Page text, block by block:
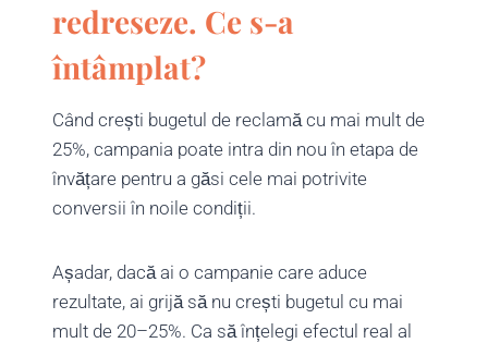
redreseze. Ce s-a
întâmplat?
Când crești bugetul de reclamă cu mai mult de
25%, campania poate intra din nou în etapa de
învățare pentru a găsi cele mai potrivite
conversii în noile condiții.
Așadar, dacă ai o campanie care aduce
rezultate, ai grijă să nu crești bugetul cu mai
mult de 20–25%. Ca să înțelegi efectul real al